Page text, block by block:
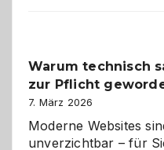
den
Logikrätseln
Warum technisch
zur Pflicht
7. März 2026
Moderne Websites
unverzichtbar – für